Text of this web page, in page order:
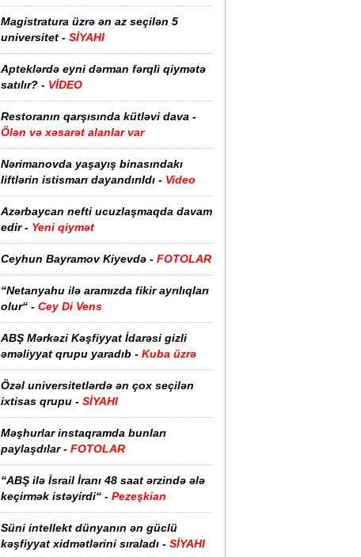
Magistratura üzrə ən az seçilən 5
universitet - SİYAHI
Apteklərdə eyni dərman fərqli qiymətə
satılır? - VİDEO
Restoranın qarşısında kütləvi dava -
Ölən və xəsarət alanlar var
Nərimanovda yaşayış binasındakı
liftlərin istismarı dayandırıldı - Video
Azərbaycan nefti ucuzlaşmaqda davam
edir - Yeni qiymət
Ceyhun Bayramov Kiyevdə - FOTOLAR
“Netanyahu ilə aramızda fikir ayrılıqları
olur“ - Cey Di Vens
ABŞ Mərkəzi Kəşfiyyat İdarəsi gizli
əməliyyat qrupu yaradıb - Kuba üzrə
Özəl universitetlərdə ən çox seçilən
ixtisas qrupu - SİYAHI
Məşhurlar instaqramda bunları
paylaşdılar - FOTOLAR
“ABŞ ilə İsrail İranı 48 saat ərzində ələ
keçirmək istəyirdi“ - Pezeşkian
Süni intellekt dünyanın ən güclü
kəşfiyyat xidmətlərini sıraladı - SİYAHI